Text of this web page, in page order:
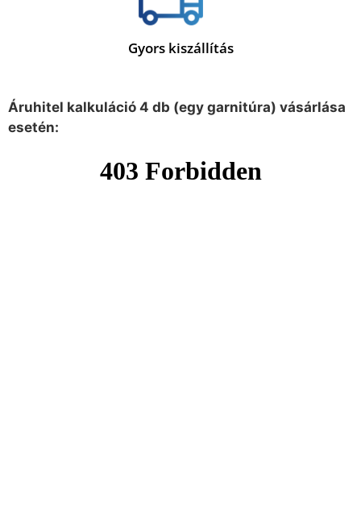
Gyors kiszállítás
Áruhitel kalkuláció 4 db (egy garnitúra) vásárlása
esetén: